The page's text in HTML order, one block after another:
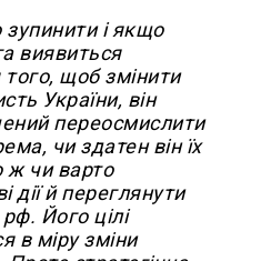
і якщо
виявиться
щоб змінити
України, він
переосмислити
чи здатен він їх
ж чи варто
дії й переглянути
Його цілі
в міру зміни